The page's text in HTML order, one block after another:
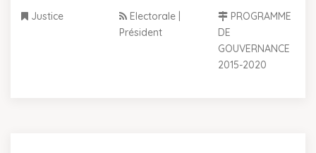
Justice
Electorale |
Président
PROGRAMME
DE
GOUVERNANCE
2015-2020